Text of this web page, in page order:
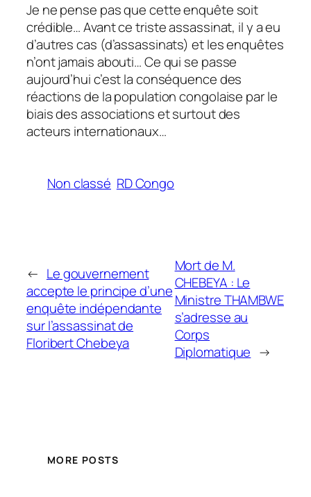
Je ne pense pas que cette enquête soit
crédible… Avant ce triste assassinat, il y a eu
d’autres cas (d’assassinats) et les enquêtes
n’ont jamais abouti… Ce qui se passe
aujourd’hui c’est la conséquence des
réactions de la population congolaise par le
biais des associations et surtout des
acteurs internationaux…
Non classé RD Congo
← Le gouvernement
accepte le principe d’une
enquête indépendante
sur l’assassinat de
Floribert Chebeya
Mort de M.
CHEBEYA : Le
Ministre THAMBWE
s’adresse au
Corps
Diplomatique →
MORE POSTS